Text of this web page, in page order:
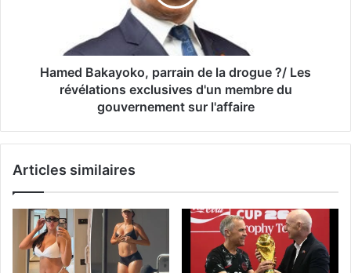
Hamed Bakayoko, parrain de la drogue ?/ Les
révélations exclusives d'un membre du
gouvernement sur l'affaire
Articles similaires